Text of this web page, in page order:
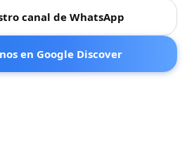
canal de WhatsApp
en Google Discover